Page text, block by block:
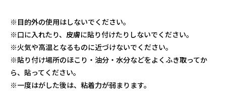
※目的外の使用はしないでください。
※口に入れたり、皮膚に貼り付けたりしないでください。
※火気や高温となるものに近づけないでください。
※貼り付け場所のほこり・油分・水分などをよくふき取ってか
ら、貼ってください。
※一度はがした後は、粘着力が弱まります。